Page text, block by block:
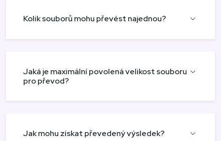
Kolik souborů mohu převést najednou?
Jaká je maximální povolená velikost souboru
pro převod?
Jak mohu získat převedený výsledek?